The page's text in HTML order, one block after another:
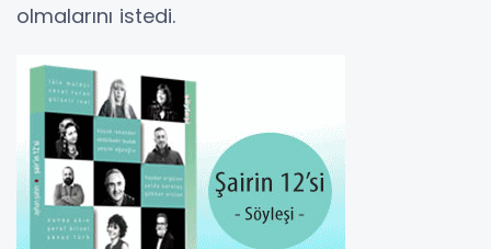
olmalarını istedi.